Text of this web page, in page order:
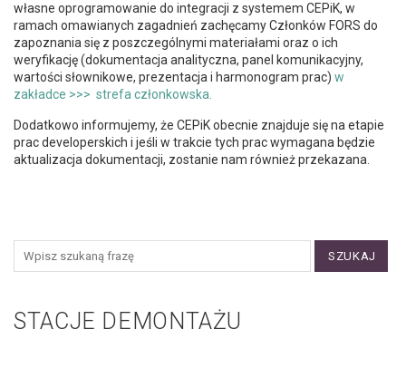
własne oprogramowanie do integracji z systemem CEPiK, w
ramach omawianych zagadnień zachęcamy Członków FORS do
zapoznania się z poszczególnymi materiałami oraz o ich
weryfikację (dokumentacja analityczna, panel komunikacyjny,
wartości słownikowe, prezentacja i harmonogram prac) w
zakładce >>> strefa członkowska.
Dodatkowo informujemy, że CEPiK obecnie znajduje się na etapie
prac developerskich i jeśli w trakcie tych prac wymagana będzie
aktualizacja dokumentacji, zostanie nam również przekazana.
SZUKAJ
STACJE DEMONTAŻU